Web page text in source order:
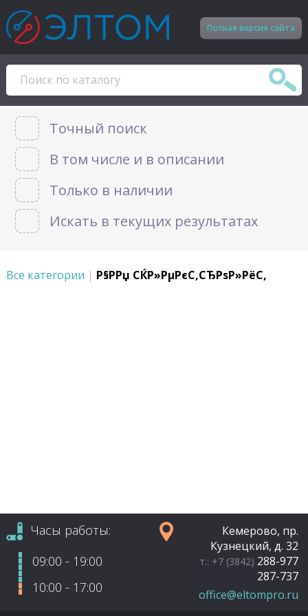
Полная версия сайта
Точный поиск
В том числе и в описании
Только в наличии
Искать в текущих результатах
Все категории | Р§РРџ СЌР»РµРєС‚СЂРѕР»РёС‚
Часы работы:
09:00 - 19:00
10:00 - 17:00
Кемерово, пр.
Кузнецкий, д. 32
т.: +7 (3842) 288-977
287-737
office@eltompro.ru